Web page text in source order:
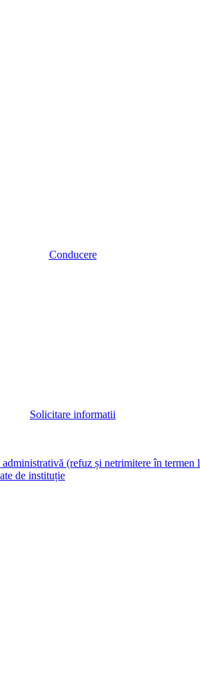
Conducere
Solicitare informatii
(refuz și netrimitere în termen
de instituție